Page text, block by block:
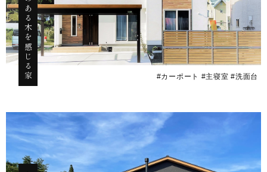
#カーポート #主寝室 #洗面台